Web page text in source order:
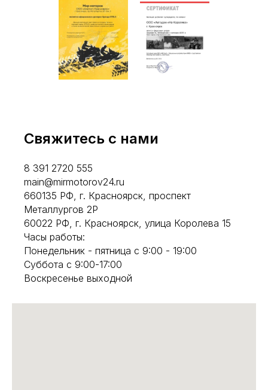
Свяжитесь с нами
8 391 2720 555
main@mirmotorov24.ru
660135 РФ, г. Красноярск, проспект
Металлургов 2Р
60022 РФ, г. Красноярск, улица Королева 15
Часы работы:
Понедельник - пятница с 9:00 - 19:00
Суббота с 9:00-17:00
Воскресенье выходной